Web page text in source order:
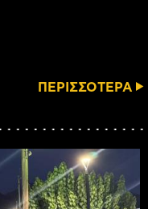
ΠΕΡΙΣΣΟΤΕΡΑ